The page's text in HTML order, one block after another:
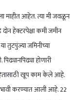
माहीत आहेत. त्या मी जवळून
हेक्टरपेक्षा कमी जमीन
तुटपुंज्या जमिनीच्या
होणारी
खूप काम केले आहे.
करण्यात आली आहे. 22